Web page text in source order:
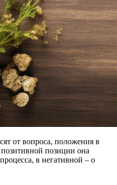
от вопроса, положения в
позиции она
в негативной – о